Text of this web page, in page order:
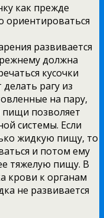
как прежде
ориентироваться
развивается
должна
кусочки
рагу из
на пару,
пищи позволяет
системы. Если
жидкую пищу, то
и потом ему
тяжелую пищу. В
крови к органам
не развивается